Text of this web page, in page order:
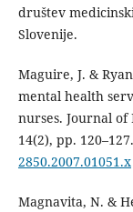
društev
Slovenije.
Maguire, J. &
mental health
nurses. Journal
14(2), pp. 120–127.
2850.2007.01051.x
Magnavita, N. &